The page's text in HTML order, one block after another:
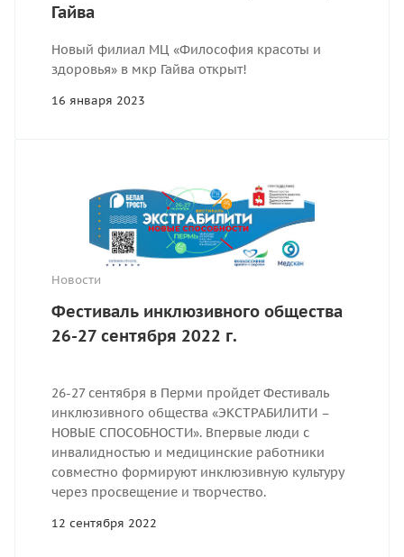
Гайва
Новый филиал МЦ «Философия красоты и
здоровья» в мкр Гайва открыт!
16 января 2023
Новости
Фестиваль инклюзивного общества
26-27 сентября 2022 г.
26-27 сентября в Перми пройдет Фестиваль
инклюзивного общества «ЭКСТРАБИЛИТИ –
НОВЫЕ СПОСОБНОСТИ». Впервые люди с
инвалидностью и медицинские работники
совместно формируют инклюзивную культуру
через просвещение и творчество.
12 сентября 2022